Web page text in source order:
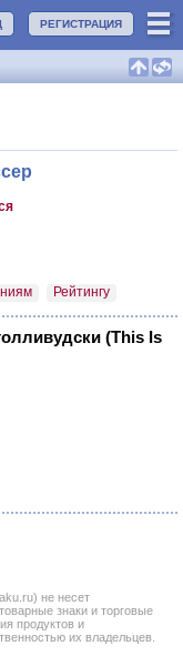
РЕГИСТРАЦИЯ
Рейтингу
(This Is
не несет
знаки и торговые
продуктов и
их владельцев.